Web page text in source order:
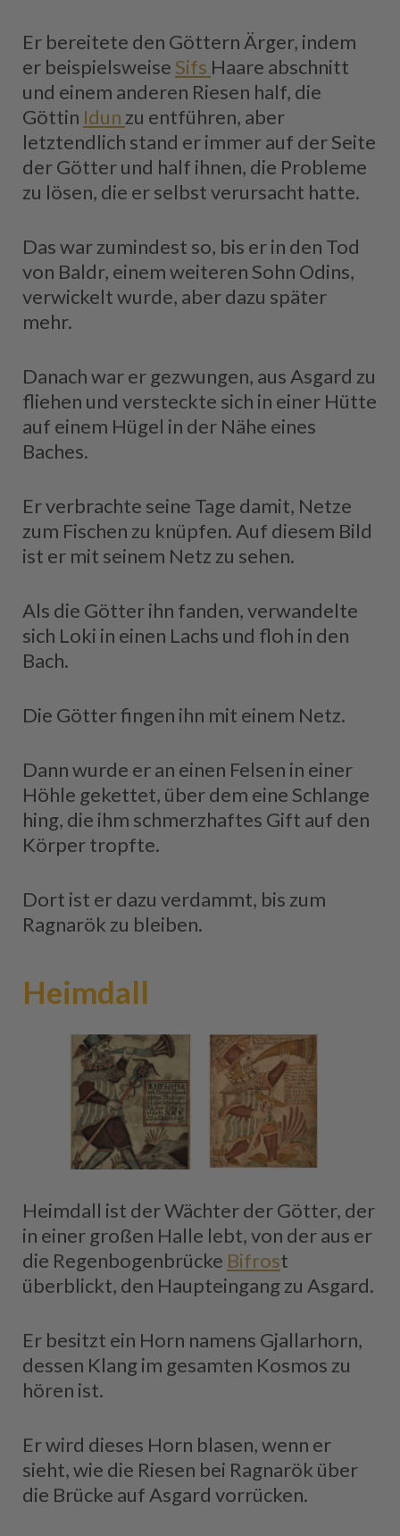
Er bereitete den Göttern Ärger, indem
er beispielsweise Sifs Haare abschnitt
und einem anderen Riesen half, die
Göttin Idun zu entführen, aber
letztendlich stand er immer auf der Seite
der Götter und half ihnen, die Probleme
zu lösen, die er selbst verursacht hatte.
Das war zumindest so, bis er in den Tod
von Baldr, einem weiteren Sohn Odins,
verwickelt wurde, aber dazu später
mehr.
Danach war er gezwungen, aus Asgard zu
fliehen und versteckte sich in einer Hütte
auf einem Hügel in der Nähe eines
Baches.
Er verbrachte seine Tage damit, Netze
zum Fischen zu knüpfen. Auf diesem Bild
ist er mit seinem Netz zu sehen.
Als die Götter ihn fanden, verwandelte
sich Loki in einen Lachs und floh in den
Bach.
Die Götter fingen ihn mit einem Netz.
Dann wurde er an einen Felsen in einer
Höhle gekettet, über dem eine Schlange
hing, die ihm schmerzhaftes Gift auf den
Körper tropfte.
Dort ist er dazu verdammt, bis zum
Ragnarök zu bleiben.
Heimdall
Heimdall ist der Wächter der Götter, der
in einer großen Halle lebt, von der aus er
die Regenbogenbrücke Bifrost
überblickt, den Haupteingang zu Asgard.
Er besitzt ein Horn namens Gjallarhorn,
dessen Klang im gesamten Kosmos zu
hören ist.
Er wird dieses Horn blasen, wenn er
sieht, wie die Riesen bei Ragnarök über
die Brücke auf Asgard vorrücken.